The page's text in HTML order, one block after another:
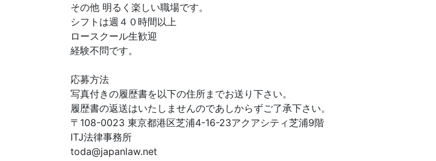
その他 明るく楽しい職場です。
シフトは週４０時間以上
ロースクール生歓迎
経験不問です。
応募方法
写真付きの履歴書を以下の住所までお送り下さい。
履歴書の返送はいたしませんのであしからずご了承下さい。
〒108-0023 東京都港区芝浦4-16-23アクアシティ芝浦9階
ITJ法律事務所
toda@japanlaw.net